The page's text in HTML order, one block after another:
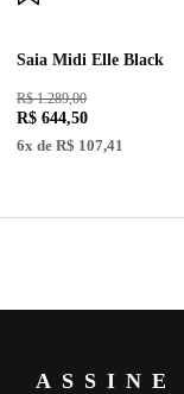
Saia Midi Elle Black
R$ 1.289,00
R$ 644,50
6x de R$ 107,41
ASSINE